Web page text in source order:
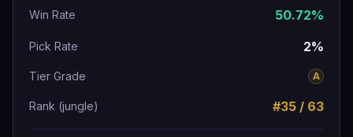
Win Rate 50.72%
Pick Rate 2%
Tier Grade A
Rank (jungle) #35 / 63